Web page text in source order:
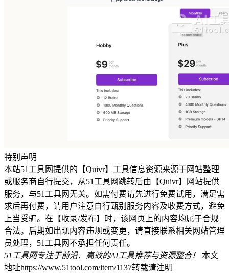
特别声明
本站51工具网提供的【Quivr】工具信息资源来源于网站整理
或服务商自行提交，从51工具网跳转后由【Quivr】网站提供
服务，与51工具网无关。如需付费请先进行免费试用，满足需
求后再付费，请用户注意自行甄别服务内容及收费方式，避免
上当受骗。在【收录/发布】时，该网页上的内容均属于合规
合法。后期如出现内容违规或变更，请直接联系相关网站管理
员处理，51工具网不承担任何责任。
51工具网专注于前沿、高效的AI工具推荐与资源整合！
本文
地址https://www.51tool.com/item/1137转载请注明